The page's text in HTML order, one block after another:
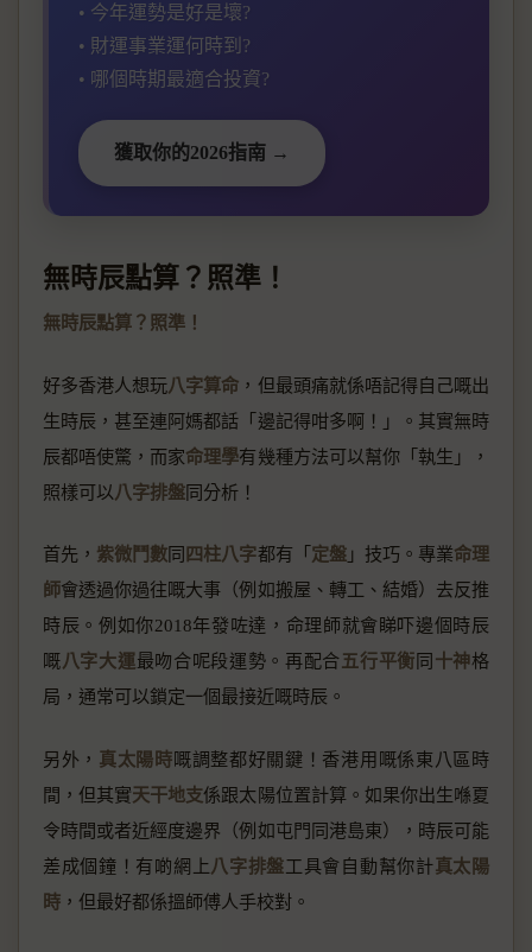
• 今年運勢是好是壞?
• 財運事業運何時到?
• 哪個時期最適合投資?
獲取你的2026指南 →
無時辰點算？照準！
無時辰點算？照準！
好多香港人想玩八字算命 ，但最頭痛就係唔記得自己嘅出
生時辰，甚至連阿媽都話「邊記得咁多啊！」。其實無時
辰都唔使驚，而家命理學有幾種方法可以幫你「執生」，
照樣可以 八字排盤同分析！
首先， 紫微鬥數同 四柱八字都有「 定盤」技巧。專業命理
師會透過你過往嘅大事（例如搬屋、轉工、結婚）去反推
時辰。例如你2018年發咗達，命理師就會睇吓邊個時辰
嘅八字大運最吻合呢段運勢。再配合五行平衡同 十神格
局，通常可以鎖定一個最接近嘅時辰。
另外， 真太陽時嘅調整都好關鍵！香港用嘅係東八區時
間，但其實天干地支係跟太陽位置計算。如果你出生喺夏
令時間或者近經度邊界（例如屯門同港島東），時辰可能
差成個鐘！有啲網上八字排盤工具會自動幫你計真太陽
時 ，但最好都係搵師傅人手校對。